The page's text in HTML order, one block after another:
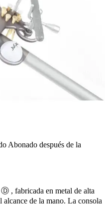
Abonado después de la
, fabricada en metal de alta
alcance de la mano. La consola